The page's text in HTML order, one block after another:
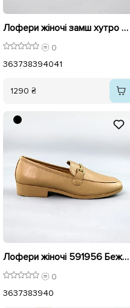
Лофери жіночі замш хутро 593037 Чорні
0
363738394041
1290 ₴
Лофери жіночі 591956 Бежевий розпродаж
0
3637383940